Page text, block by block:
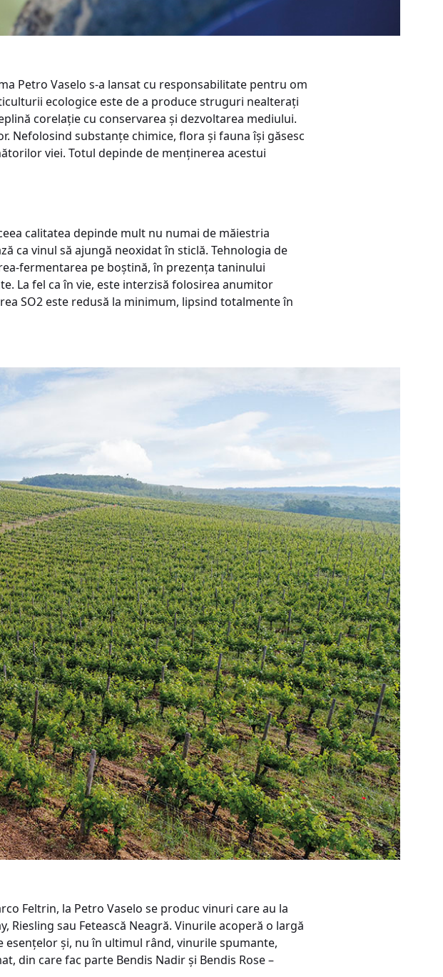
Petro Vaselo s-a lansat cu responsabilitate pentru om
ecologice este de a produce struguri nealterați
corelaţie cu conservarea şi dezvoltarea mediului.
Nefolosind substanțe chimice, flora și fauna își găsesc
viei. Totul depinde de menținerea acestui
calitatea depinde mult nu numai de măiestria
ca vinul să ajungă neoxidat în sticlă. Tehnologia de
fermentarea pe boștină, în prezența taninului
La fel ca în vie, este interzisă folosirea anumitor
SO2 este redusă la minimum, lipsind totalmente în
Feltrin, la Petro Vaselo se produc vinuri care au la
sau Fetească Neagră. Vinurile acoperă o largă
esențelor și, nu în ultimul rând, vinurile spumante,
din care fac parte Bendis Nadir și Bendis Rose –